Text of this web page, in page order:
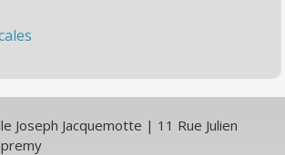
Joseph Jacquemotte | 11 Rue Julien